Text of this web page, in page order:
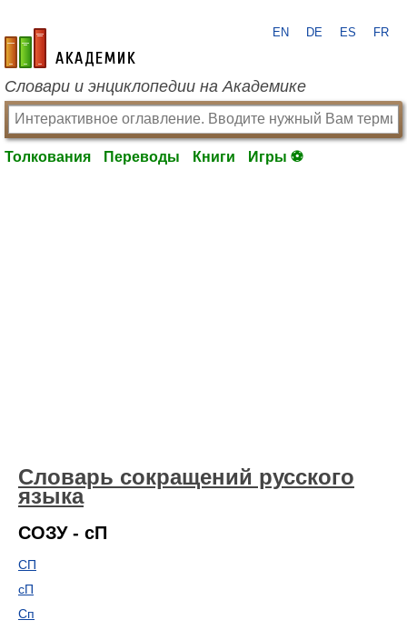
academic.ru
EN DE ES FR
Словари и энциклопедии на Академике
Толкования Переводы Книги Игры ⚽
Словарь сокращений русского
языка
СОЗУ - сП
СП
сП
Сп